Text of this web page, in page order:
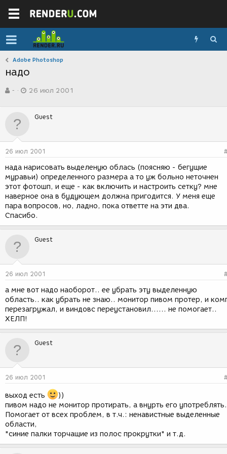
Adobe Photoshop
надо
в
р
м
-
а
д
н
и
я
26 июл 2001
Guest
26 июл 2001
нада нарисовать выделеную облась (поясняю - бегущие
муравьи) определенного размера а то уж больно неточнен
этот фотошп, и еще - как включить и настроить сетку? мне
наверное она в будующем должна пригодится. У меня еще
пара вопросов, но, ладно, пока ответте на эти два.
Спасибо.
Guest
26 июл 2001
а мне вот надо наоборот.. ее убрать эту выделенную
область.. как убрать не знаю.. монитор пивом протер, и
перезагружал, и виндовс переустановил...... не помогает..
ХЕЛП!
Guest
26 июл 2001
выход есть
))
пивом надо не монитор протирать, а внурть его употреблять.
Помогает от всех проблем, в т.ч.: ненавистные выделенные
области,
"синие палки торчащие из полос прокрутки" и т.д.